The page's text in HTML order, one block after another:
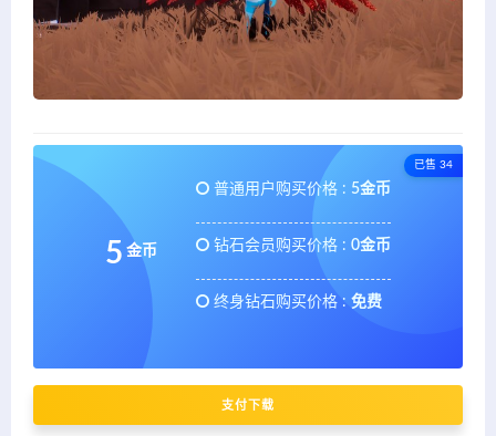
已售 34
5 金币
普通用户购买价格 : 5金币
钻石会员购买价格 : 0金币
终身钻石购买价格 : 免费
支付下载